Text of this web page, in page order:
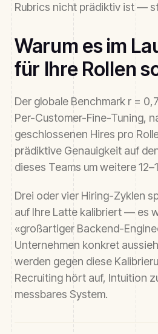
Rubrics nicht prädiktiv ist —
Warum es im
für Ihre Rollen
Der globale Benchmark r =
Per-Customer-Fine-Tuning,
geschlossenen Hires pro
prädiktive Genauigkeit auf
dieses Teams um weitere
Drei oder vier Hiring-Zyklen
auf Ihre Latte kalibriert — es
«großartiger Backend-
Unternehmen konkret
werden gegen diese
Recruiting hört auf, Intuition
messbares System.